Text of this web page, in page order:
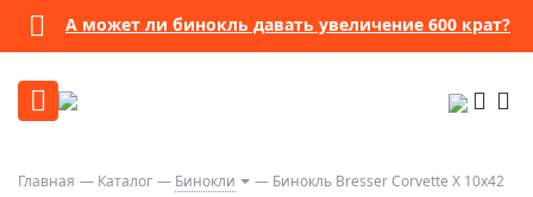
А может ли бинокль давать увеличение 600 крат?
Главная Каталог Бинокли Бинокль Bresser Corvette X 10x42